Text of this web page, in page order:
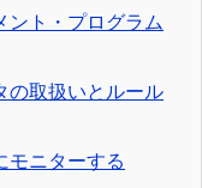
ント・プログラム
の取扱いとルール
モニターする